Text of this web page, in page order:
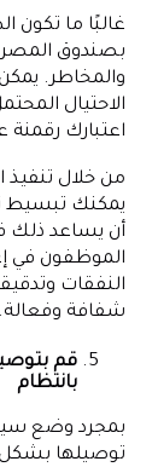
غالبًا ما تكون
بصندوق
والمخاطر.
الاحتيال
اعتبارك رقمنة
من خلال تنفيذ
يمكنك تبسيط
أن يساعد ذلك
الموظفون في
النفقات
شفافة وفعالة.
قم
بانتظام
بمجرد وضع
توصيلها